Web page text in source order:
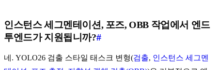
인스턴스 세그멘테이션, 포즈, OBB 작업에서 엔드
투엔드가 지원됩니까?#
네. YOLO26 검출 스타일 태스크 변형(검출, 인스턴스 세그멘